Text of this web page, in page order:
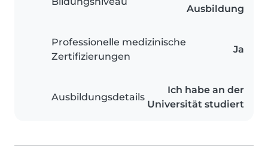
Ausbildung
Professionelle medizinische
Zertifizierungen
Ja
Ausbildungsdetails
Ich habe an der
Universität studiert